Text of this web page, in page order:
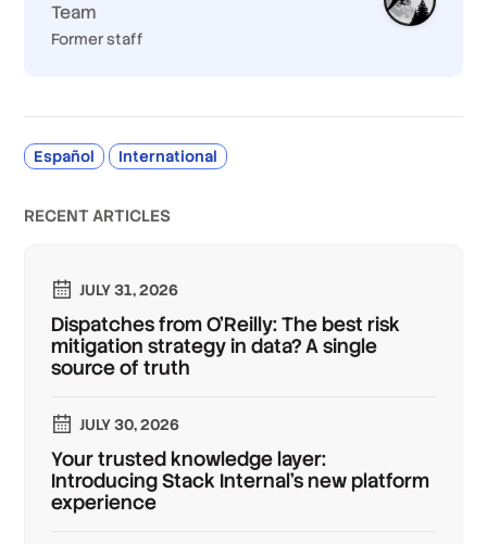
Team
Former staff
Español International
RECENT ARTICLES
JULY 31, 2026
Dispatches from O'Reilly: The best risk
mitigation strategy in data? A single
source of truth
JULY 30, 2026
Your trusted knowledge layer:
Introducing Stack Internal's new platform
experience